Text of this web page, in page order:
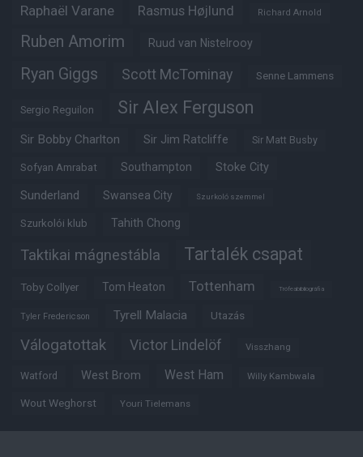
Raphaël Varane Rasmus Højlund Richard Arnold
Ruben Amorim Ruud van Nistelrooy
Ryan Giggs Scott McTominay Senne Lammens
Sergio Reguilon Sir Alex Ferguson
Sir Bobby Charlton Sir Jim Ratcliffe Sir Matt Busby
Sofyan Amrabat Southampton Stoke City
Sunderland Swansea City Szurkoló szemmel
Szurkolói klub Tahith Chong
Taktikai mágnestábla Tartalék csapat
Toby Collyer Tom Heaton Tottenham Trófeabibliográfia
Tyler Fredericson Tyrell Malacia Utazás
Válogatottak Victor Lindelöf Visszhang
Watford West Brom West Ham Willy Kambwala
Wout Weghorst Youri Tielemans